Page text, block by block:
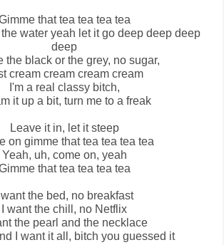
that tea tea tea tea
water yeah let it go deep deep deep
deep
the black or the grey, no sugar,
cream cream cream cream
I'm a real classy bitch,
it up a bit, turn me to a freak
Leave it in, let it steep
on gimme that tea tea tea tea
Yeah, uh, come on, yeah
that tea tea tea tea
I want the bed, no breakfast
I want the chill, no Netflix
the pearl and the necklace
I want it all, bitch you guessed it